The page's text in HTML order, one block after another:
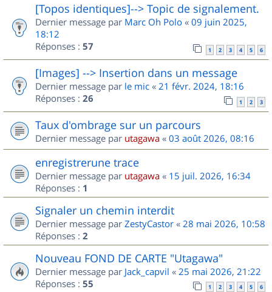
[Topos identiques]--> Topic de signalement.
Dernier message par Marc Oh Polo « 09 juin 2025,
18:12
Réponses : 57 1 2 3 4 5 6
[Images] --> Insertion dans un message
Dernier message par le mic « 21 févr. 2024, 18:16
Réponses : 26 1 2 3
Taux d'ombrage sur un parcours
Dernier message par utagawa « 03 août 2026, 08:16
enregistrerune trace
Dernier message par utagawa « 15 juil. 2026, 16:34
Réponses : 1
Signaler un chemin interdit
Dernier message par ZestyCastor « 28 mai 2026, 10:58
Réponses : 2
Nouveau FOND DE CARTE "Utagawa"
Dernier message par Jack_capvil « 25 mai 2026, 21:22
Réponses : 55 1 2 3 4 5 6